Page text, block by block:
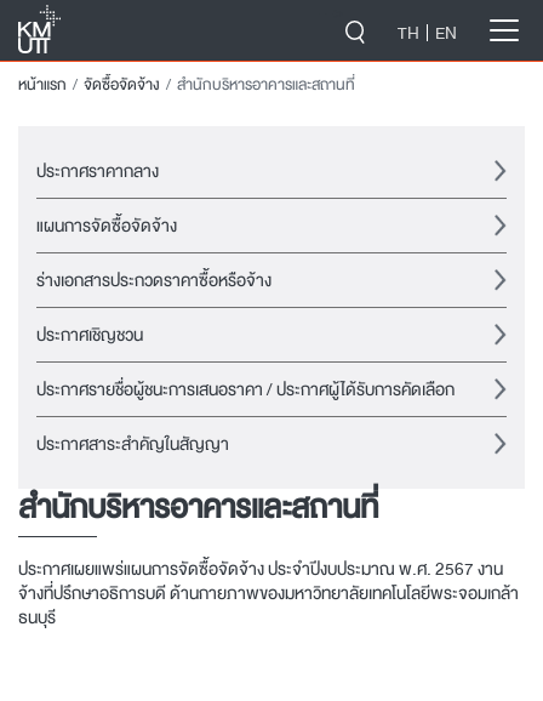
TH EN
หน้าแรก จัดซื้อจัดจ้าง สำนักบริหารอาคารและสถานที่
ประกาศราคากลาง
แผนการจัดซื้อจัดจ้าง
ร่างเอกสารประกวดราคาซื้อหรือจ้าง
ประกาศเชิญชวน
ประกาศรายชื่อผู้ชนะการเสนอราคา / ประกาศผู้ได้รับการคัดเลือก
ประกาศสาระสำคัญในสัญญา
สำนักบริหารอาคารและสถานที่
ประกาศเผยแพร่แผนการจัดซื้อจัดจ้าง ประจำปีงบประมาณ พ.ศ. 2567 งาน
จ้างที่ปรึกษาอธิการบดี ด้านกายภาพของมหาวิทยาลัยเทคโนโลยีพระจอมเกล้า
ธนบุรี